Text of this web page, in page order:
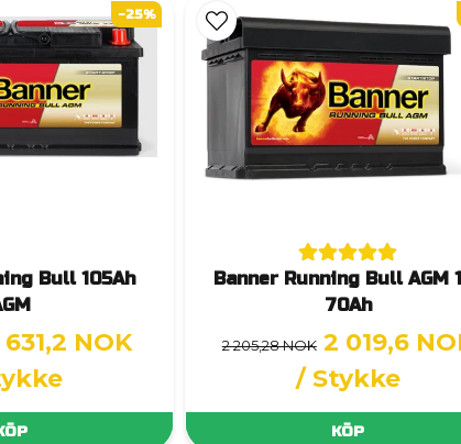
Bull 105Ah
NOK
-25%
Banner Running Bull AGM
70Ah
2 205,28 NOK 2 019,6
/ Stykke
KÖP